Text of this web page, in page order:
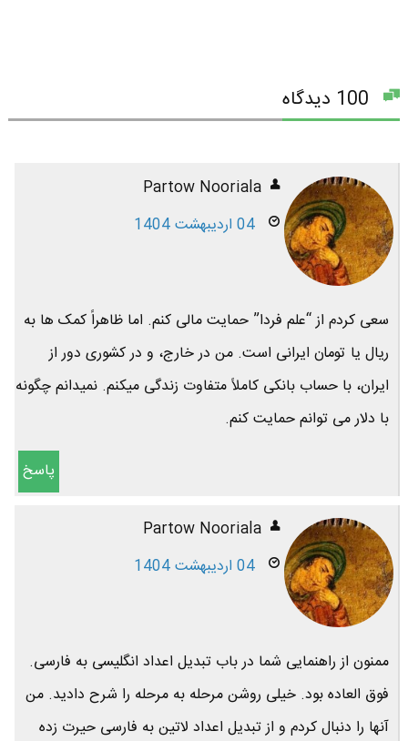
Partow Nooriala
04 اردیبهشت 1404
سعی کردم از “علم فردا” حمایت مالی کنم. اما ظاهراً کمک ها به
ریال یا تومان ایرانی است. من در خارج، و در کشوری دور از
ایران، با حساب بانکی کاملاً متفاوت زندگی میکنم. نمیدانم چگونه
با دلار می توانم حمایت کنم.
پاسخ
Partow Nooriala
04 اردیبهشت 1404
ممنون از راهنمایی شما در باب تبدیل اعداد انگلیسی به فارسی.
فوق العاده بود. خیلی روشن مرحله به مرحله را شرح دادید. من
آنها را دنبال کردم و از تبدیل اعداد لاتین به فارسی حیرت زده